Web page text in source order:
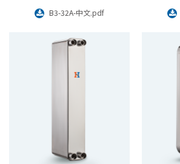
B3-32A-中文.pdf